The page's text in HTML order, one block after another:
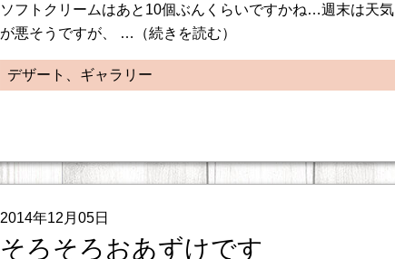
ソフトクリームはあと10個ぶんくらいですかね…週末は天気
が悪そうですが、 …（続きを読む）
デザート、ギャラリー
2014年12月05日
そろそろおあずけです